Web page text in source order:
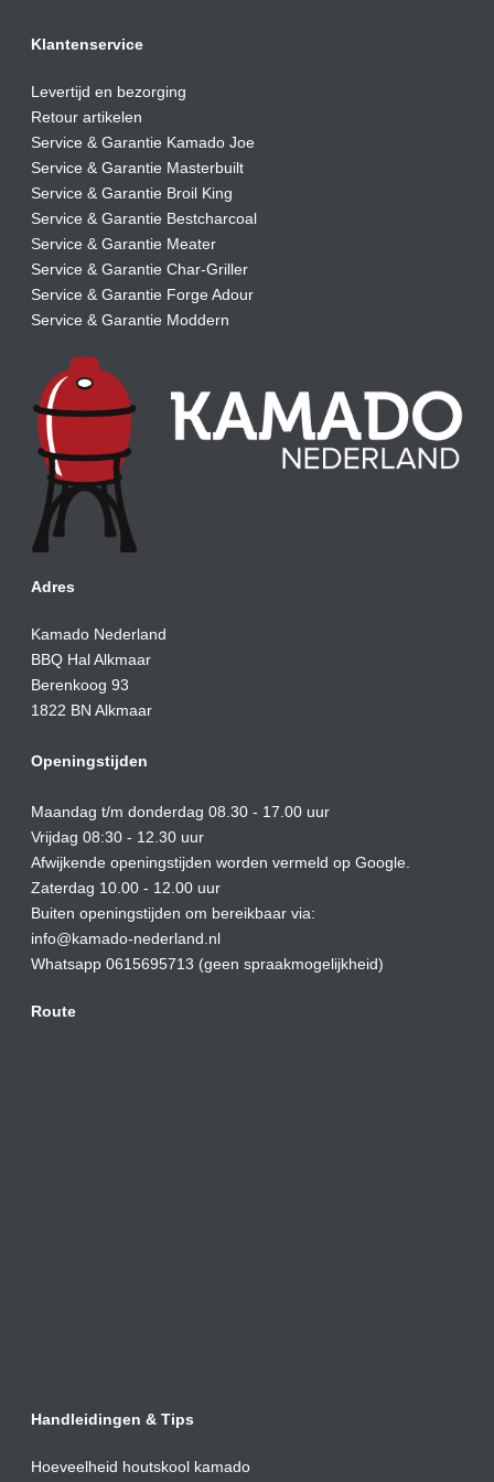
Klantenservice
Levertijd en bezorging
Retour artikelen
Service & Garantie Kamado Joe
Service & Garantie Masterbuilt
Service & Garantie Broil King
Service & Garantie Bestcharcoal
Service & Garantie Meater
Service & Garantie Char-Griller
Service & Garantie Forge Adour
Service & Garantie Moddern
Adres
Kamado Nederland
BBQ Hal Alkmaar
Berenkoog 93
1822 BN Alkmaar
Openingstijden
Maandag t/m donderdag 08.30 - 17.00 uur
Vrijdag 08:30 - 12.30 uur
Afwijkende openingstijden worden vermeld op Google.
Zaterdag 10.00 - 12.00 uur
Buiten openingstijden om bereikbaar via:
info@kamado-nederland.nl
Whatsapp 0615695713 (geen spraakmogelijkheid)
Route
Handleidingen & Tips
Hoeveelheid houtskool kamado